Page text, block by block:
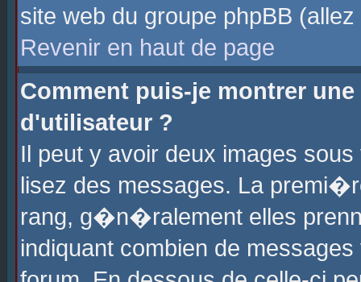
site web du groupe phpBB
Revenir en haut de page
Comment puis-je montrer
d'utilisateur ?
Il peut y avoir deux images
lisez des messages. La
rang, g�n�ralement elles
indiquant combien de